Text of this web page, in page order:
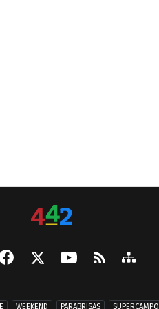
WEEKEND PARABRISAS SUPERCAMPO